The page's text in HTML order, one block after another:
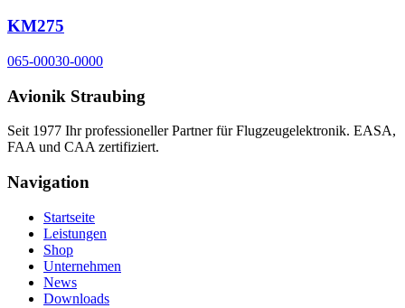
KM275
065-00030-0000
Avionik Straubing
Seit 1977 Ihr professioneller Partner für Flugzeugelektronik. EASA,
FAA und CAA zertifiziert.
Navigation
Startseite
Leistungen
Shop
Unternehmen
News
Downloads